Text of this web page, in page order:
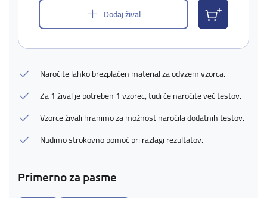
Dodaj žival
Naročite lahko brezplačen material za odvzem vzorca.
Za 1 žival je potreben 1 vzorec, tudi če naročite več testov.
Vzorce živali hranimo za možnost naročila dodatnih testov.
Nudimo strokovno pomoč pri razlagi rezultatov.
Primerno za pasme